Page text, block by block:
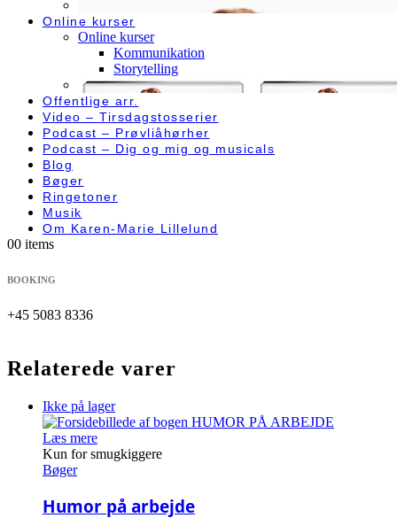
Online kurser
Online kurser
Kommunikation
Storytelling
Offentlige arr.
Video – Tirsdagstosserier
Podcast – Prøvliåhørher
Podcast – Dig og mig og musicals
Blog
Bøger
Ringetoner
Musik
Om Karen-Marie Lillelund
00 items
BOOKING
+45 5083 8336
Relaterede varer
Ikke på lager
Læs mere
Kun for smugkiggere
Bøger
Humor på arbejde